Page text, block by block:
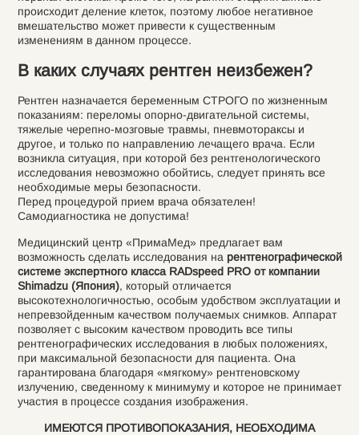
происходит деление клеток, поэтому любое негативное
вмешательство может привести к существенным
изменениям в данном процессе.
В каких случаях рентген неизбежен?
Рентген назначается беременным СТРОГО по жизненным
показаниям: переломы опорно-двигательной системы,
тяжелые черепно-мозговые травмы, пневмотораксы и
другое, и только по направлению лечащего врача. Если
возникла ситуация, при которой без рентгенологического
исследования невозможно обойтись, следует принять все
необходимые меры безопасности.
Перед процедурой прием врача обязателен!
Самодиагностика не допустима!
Медицинский центр «ПримаМед» предлагает вам
возможность сделать исследования на рентгенографической
системе экспертного класса RADspeed PRO от компании
Shimadzu (Япония), который отличается
высокотехнологичностью, особым удобством эксплуатации и
непревзойденным качеством получаемых снимков. Аппарат
позволяет с высоким качеством проводить все типы
рентгенографических исследования в любых положениях,
при максимальной безопасности для пациента. Она
гарантирована благодаря «мягкому» рентгеновскому
излучению, сведенному к минимуму и которое не принимает
участия в процессе создания изображения.
ИМЕЮТСЯ ПРОТИВОПОКАЗАНИЯ, НЕОБХОДИМА